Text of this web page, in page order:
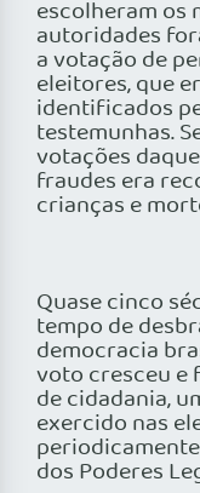
escolheram os
autoridades
a votação de
eleitores, que
identificados
testemunhas.
votações
fraudes era
crianças e
Quase cinco
tempo de
democracia
voto cresceu
de cidadania,
exercido nas
dos Poderes